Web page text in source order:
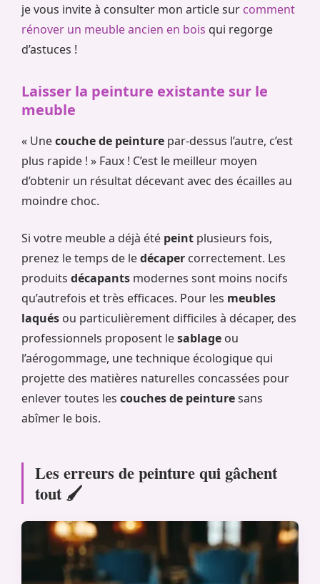
je vous invite à consulter mon article sur comment
rénover un meuble ancien en bois qui regorge
d’astuces !
Laisser la peinture existante sur le
meuble
« Unecouche de peinture par-dessus l’autre, c’est
plus rapide ! » Faux ! C’est le meilleur moyen
d’obtenir un résultat décevant avec des écailles au
moindre choc.
Si votre meuble a déjà été peint plusieurs fois,
prenez le temps de ledécaper correctement. Les
produits décapants modernes sont moins nocifs
qu’autrefois et très efficaces. Pour les meubles
laqués ou particulièrement difficiles à décaper, des
professionnels proposent lesablage ou
l’aérogommage, une technique écologique qui
projette des matières naturelles concassées pour
enlever toutes les couches de peinturesans
abîmer le bois.
Les erreurs de peinture qui gâchent
tout 🖌️